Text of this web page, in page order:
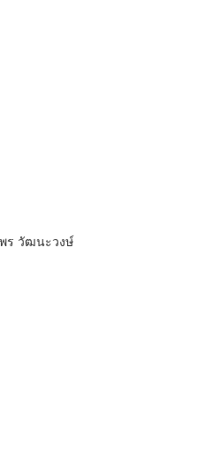
ร วัฒนะวงษ์